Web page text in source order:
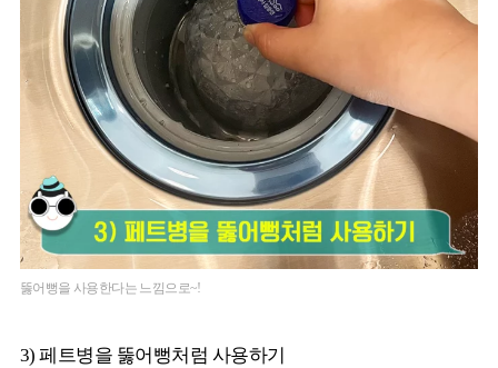
뚫어뻥을 사용한다는 느낌으로~!
3) 페트병을 뚫어뻥처럼 사용하기